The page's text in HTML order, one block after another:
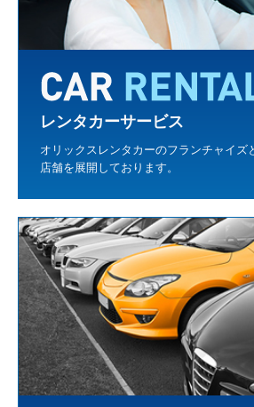
レンタカーサービス
オリックスレンタカーのフランチャイズ
店舗を展開しております。